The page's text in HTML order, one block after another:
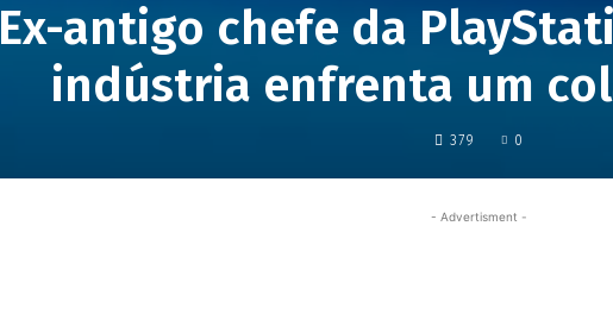
Ex-antigo chefe da
indústria enfrenta um
379 0
- Advertisment -